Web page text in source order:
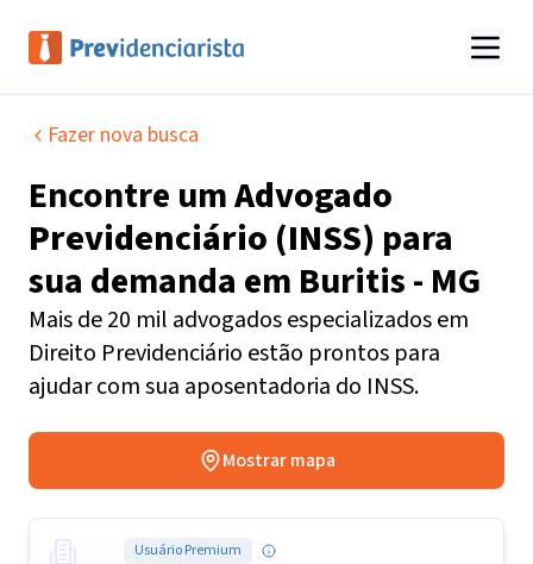
Fazer nova busca
Encontre umAdvogado
Previdenciário (INSS) para
sua demanda em Buritis - MG
Mais de 20 mil advogados especializados em
Direito Previdenciário estão prontos para
ajudar com sua aposentadoria do INSS.
Mostrar mapa
Usuário Premium